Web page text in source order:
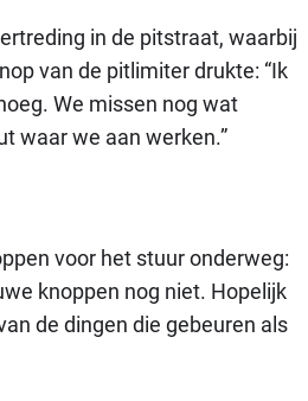
in de pitstraat, waarbij
van de pitlimiter drukte: “Ik
We missen nog wat
waar we aan werken.”
voor het stuur onderweg:
knoppen nog niet. Hopelijk
de dingen die gebeuren als